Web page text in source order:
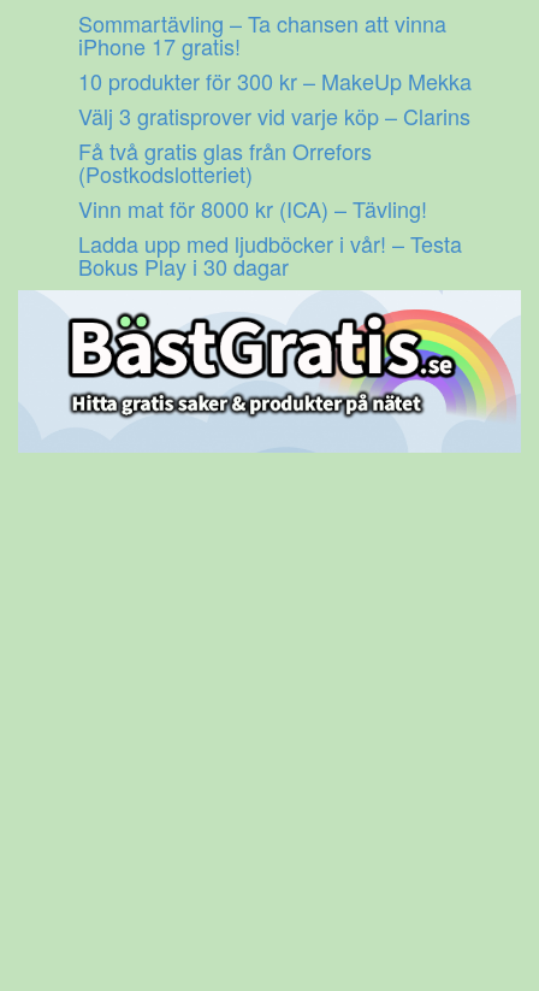
Sommartävling – Ta chansen att vinna
iPhone 17 gratis!
10 produkter för 300 kr – MakeUp Mekka
Välj 3 gratisprover vid varje köp – Clarins
Få två gratis glas från Orrefors
(Postkodslotteriet)
Vinn mat för 8000 kr (ICA) – Tävling!
Ladda upp med ljudböcker i vår! – Testa
Bokus Play i 30 dagar